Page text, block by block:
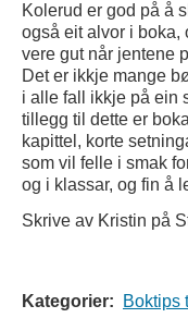
Kolerud er god på å
også eit alvor i boka,
vere gut når jentene
Det er ikkje mange
i alle fall ikkje på ein
tillegg til dette er
kapittel, korte
som vil felle i smak
og i klassar, og fin å
Skrive av Kristin på
Kategorier: Boktips